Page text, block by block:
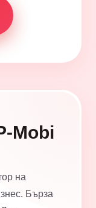
Mobi
на
Бърза